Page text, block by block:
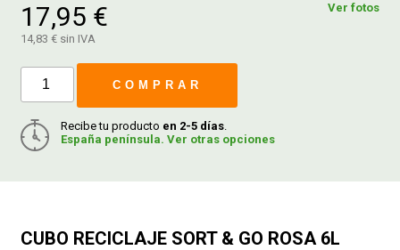
Ver fotos
17,95 €
14,83 € sin IVA
COMPRAR
Recibe tu producto en 2-5 días.
España península. Ver otras opciones
CUBO RECICLAJE SORT & GO ROSA 6L
CATÁLOGOS
GUÍAS
ENVÍOS